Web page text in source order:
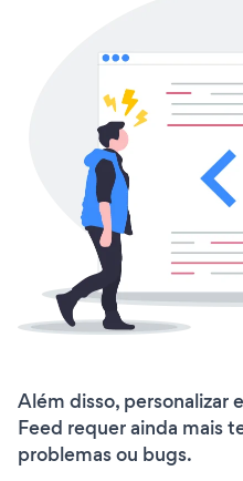
Além disso, personalizar
Feed requer ainda mais
problemas ou bugs.